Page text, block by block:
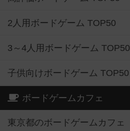
2人用ボードゲーム TOP50
3～4人用ボードゲーム TOP50
子供向けボードゲーム TOP50
ボードゲームカフェ
東京都のボードゲームカフェ